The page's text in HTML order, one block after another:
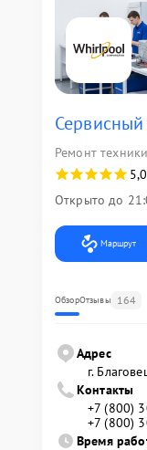
Ремонт
5,0
Открыто до
Маршрут
ОбзорОтзывы 164
Адрес
г.
Контакты
+7 (800)
+7 (800)
Время